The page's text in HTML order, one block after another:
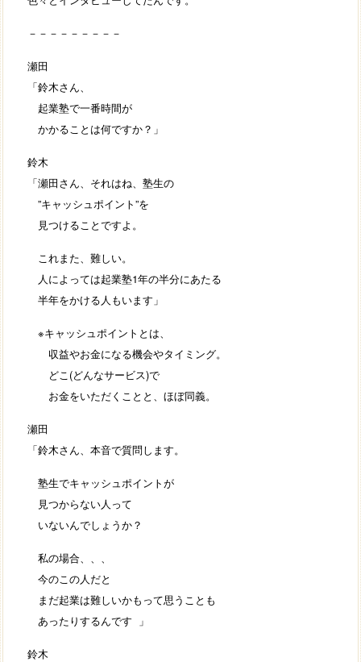
－－－－－－－－－
瀬田
「鈴木さん、
起業塾で一番時間が
かかることは何ですか？」
鈴木
「瀬田さん、それはね、塾生の
”キャッシュポイント”を
見つけることですよ。
これまた、難しい。
人によっては起業塾1年の半分にあたる
半年をかける人もいます」
※キャッシュポイントとは、
収益やお金になる機会やタイミング。
どこ(どんなサービス)で
お金をいただくことと、ほぼ同義。
瀬田
「鈴木さん、本音で質問します。
塾生でキャッシュポイントが
見つからない人って
いないんでしょうか？
私の場合、、、
今のこの人だと
まだ起業は難しいかもって思うことも
あったりするんです 」
鈴木